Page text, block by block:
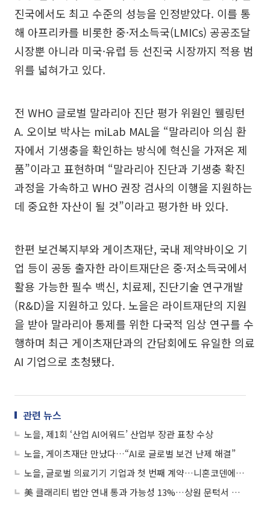
진국에서도 최고 수준의 성능을 인정받았다. 이를 통
해 아프리카를 비롯한 중·저소득국(LMICs) 공공조달
시장뿐 아니라 미국·유럽 등 선진국 시장까지 적용 범
위를 넓혀가고 있다.
전 WHO 글로벌 말라리아 진단 평가 위원인 웰링턴
A. 오이보 박사는 miLab MAL을 “말라리아 의심 환
자에서 기생충을 확인하는 방식에 혁신을 가져온 제
품”이라고 표현하며 “말라리아 진단과 기생충 확진
과정을 가속하고 WHO 권장 검사의 이행을 지원하는
데 중요한 자산이 될 것”이라고 평가한 바 있다.
한편 보건복지부와 게이츠재단, 국내 제약바이오 기
업 등이 공동 출자한 라이트재단은 중·저소득국에서
활용 가능한 필수 백신, 치료제, 진단기술 연구개발
(R&D)을 지원하고 있다. 노을은 라이트재단의 지원
을 받아 말라리아 통제를 위한 다국적 임상 연구를 수
행하며 최근 게이츠재단과의 간담회에도 유일한 의료
AI 기업으로 초청됐다.
관련 뉴스
노을, 제1회 ‘산업 AI어워드’ 산업부 장관 표창 수상
노을, 게이츠재단 만났다…“AI로 글로벌 보건 난제 해결”
노을, 글로벌 의료기기 기업과 첫 번째 계약…니혼코덴에 혈액분석 솔루션 공급
美 클래리티 법안 연내 통과 가능성 13%…상원 문턱서 제동